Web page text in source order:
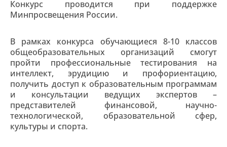
Конкурс проводится при поддержке
Минпросвещения России.
В рамках конкурса обучающиеся 8-10 классов
общеобразовательных организаций смогут
пройти профессиональные тестирования на
интеллект, эрудицию и профориентацию,
получить доступ к образовательным программам
и консультации ведущих экспертов –
представителей финансовой, научно-
технологической, образовательной сфер,
культуры и спорта.